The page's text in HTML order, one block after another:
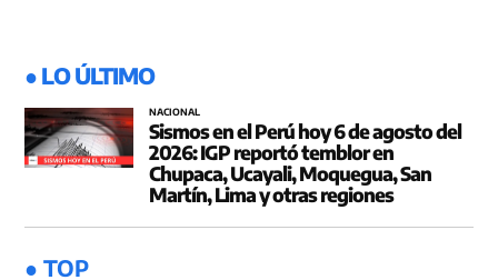
● LO ÚLTIMO
NACIONAL
Sismos en el Perú hoy 6 de agosto del
2026: IGP reportó temblor en
Chupaca, Ucayali, Moquegua, San
Martín, Lima y otras regiones
● TOP